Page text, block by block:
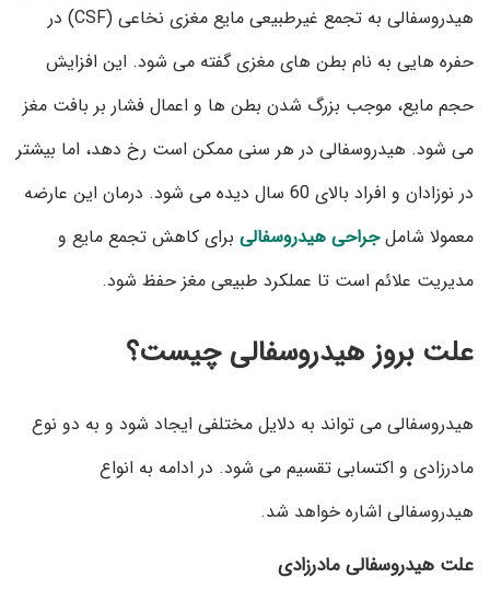
هیدروسفالی به تجمع غیرطبیعی مایع مغزی نخاعی (CSF) در
حفره هایی به نام بطن های مغزی گفته می شود. این افزایش
حجم مایع، موجب بزرگ شدن بطن ها و اعمال فشار بر بافت مغز
می شود. هیدروسفالی در هر سنی ممکن است رخ دهد، اما بیشتر
در نوزادان و افراد بالای 60 سال دیده می شود. درمان این عارضه
معمولا شاملجراحی هیدروسفالی برای کاهش تجمع مایع و
مدیریت علائم است تا عملکرد طبیعی مغز حفظ شود.
علت بروز هیدروسفالی چیست؟
هیدروسفالی می تواند به دلایل مختلفی ایجاد شود و به دو نوع
مادرزادی و اکتسابی تقسیم می شود. در ادامه به انواع
هیدروسفالی اشاره خواهد شد.
علت هیدروسفالی مادرزادی